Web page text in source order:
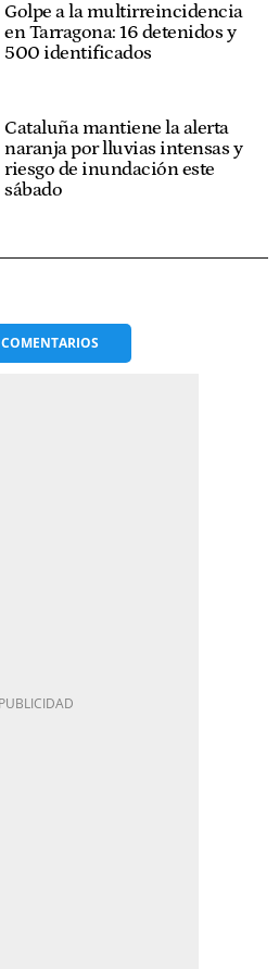
Golpe a la multirreincidencia
en Tarragona: 16 detenidos y
500 identificados
Cataluña mantiene la alerta
naranja por lluvias intensas y
riesgo de inundación este
sábado
COMENTARIOS